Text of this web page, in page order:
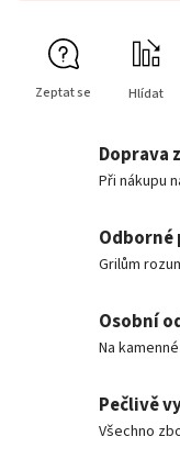
Zeptat se Hlídat
Doprava
Při nákupu
Grilům
Osobní
Na
Pečlivě
Všechno